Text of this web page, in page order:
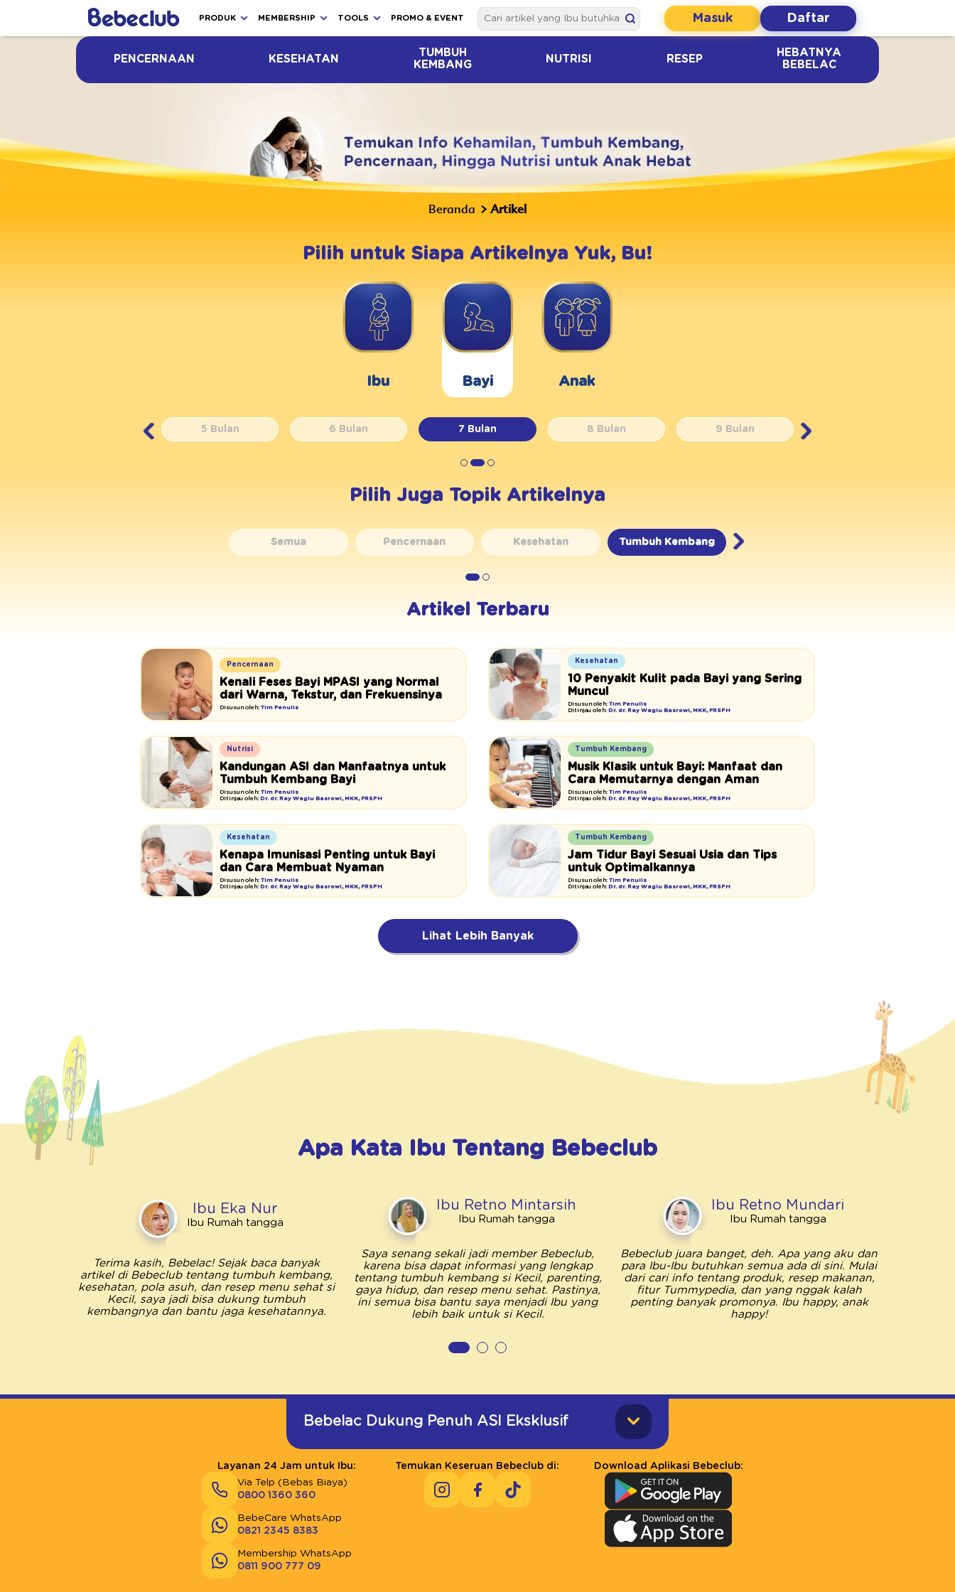
PRODUK MEMBERSHIP TOOLS PROMO & EVENT Masuk Daftar
PENCERNAAN KESEHATAN
TUMBUH
KEMBANG
NUTRISI RESEP
HEBATNYA
BEBELAC
Beranda Artikel
Pilih untuk Siapa Artikelnya Yuk, Bu!
Ibu Bayi Anak
5 Bulan 6 Bulan 7 Bulan 8 Bulan 9 Bulan
Pilih Juga Topik Artikelnya
Semua Pencernaan Kesehatan Tumbuh Kembang
Artikel Terbaru
Pencernaan
Kenali Feses Bayi MPASI yang Normal
dari Warna, Tekstur, dan Frekuensinya
Disusun oleh: Tim Penulis
Kesehatan
10 Penyakit Kulit pada Bayi yang Sering
Muncul
Disusun oleh: Tim Penulis
Ditinjau oleh: Dr. dr. Ray Wagiu Basrowi, MKK, FRSPH
Nutrisi
Kandungan ASI dan Manfaatnya untuk
Tumbuh Kembang Bayi
Disusun oleh: Tim Penulis
Ditinjau oleh: Dr. dr. Ray Wagiu Basrowi, MKK, FRSPH
Tumbuh Kembang
Musik Klasik untuk Bayi: Manfaat dan
Cara Memutarnya dengan Aman
Disusun oleh: Tim Penulis
Ditinjau oleh: Dr. dr. Ray Wagiu Basrowi, MKK, FRSPH
Kesehatan
Kenapa Imunisasi Penting untuk Bayi
dan Cara Membuat Nyaman
Disusun oleh: Tim Penulis
Ditinjau oleh: Dr. dr. Ray Wagiu Basrowi, MKK, FRSPH
Tumbuh Kembang
Jam Tidur Bayi Sesuai Usia dan Tips
untuk Optimalkannya
Disusun oleh: Tim Penulis
Ditinjau oleh: Dr. dr. Ray Wagiu Basrowi, MKK, FRSPH
Lihat Lebih Banyak
Apa Kata Ibu Tentang Bebeclub
Ibu Eka Nur
Ibu Rumah tangga
Terima kasih, Bebelac! Sejak baca banyak
artikel di Bebeclub tentang tumbuh kembang,
kesehatan, pola asuh, dan resep menu sehat si
Kecil, saya jadi bisa dukung tumbuh
kembangnya dan bantu jaga kesehatannya.
Ibu Retno Mintarsih
Ibu Rumah tangga
Saya senang sekali jadi member Bebeclub,
karena bisa dapat informasi yang lengkap
tentang tumbuh kembang si Kecil, parenting,
gaya hidup, dan resep menu sehat. Pastinya,
ini semua bisa bantu saya menjadi Ibu yang
lebih baik untuk si Kecil.
Ibu Retno Mundari
Ibu Rumah tangga
Bebeclub juara banget, deh. Apa yang aku dan
para Ibu-Ibu butuhkan semua ada di sini. Mulai
dari cari info tentang produk, resep makanan,
fitur Tummypedia, dan yang nggak kalah
penting banyak promonya. Ibu happy, anak
happy!
Bebelac Dukung Penuh ASI Eksklusif
Layanan 24 Jam untuk Ibu:
Via Telp (Bebas Biaya)
0800 1360 360
BebeCare WhatsApp
0821 2345 8383
Membership WhatsApp
0811 900 777 09
Temukan Keseruan Bebeclub di: Download Aplikasi Bebeclub: